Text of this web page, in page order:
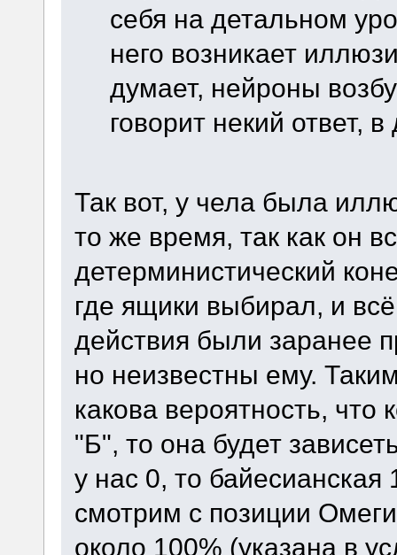
себя на детальном
него возникает
думает, нейроны
говорит некий ответ,
Так вот, у чела была
то же время, так как он
детерминистический
где ящики выбирал, и
действия были заранее
но неизвестны ему.
какова вероятность, что
"Б", то она будет
у нас 0, то
смотрим с позиции
около 100% (указана в